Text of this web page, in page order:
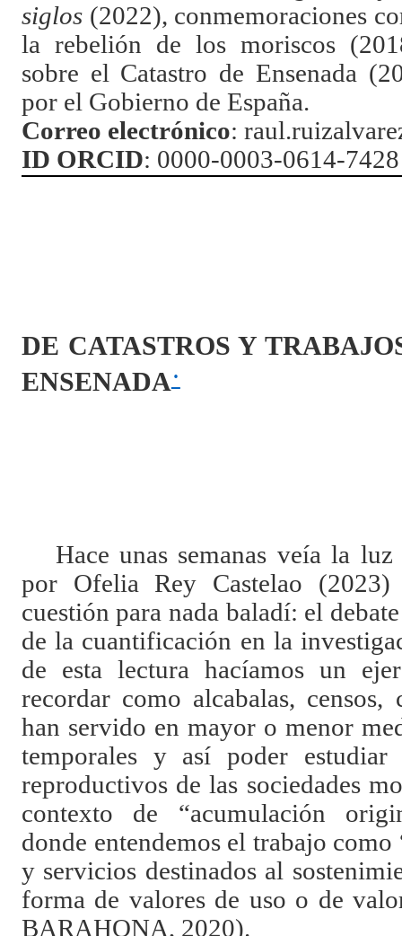
siglos (2022), conmemoraciones
la rebelión de los moriscos
sobre el Catastro de Ensenada
por el Gobierno de España.
Correo electrónico:
ID ORCID: 0000-0003-0614-7428
DE CATASTROS Y
ENSENADA·
Hace unas semanas veía la
por Ofelia Rey Castelao
cuestión para nada baladí: el
de la cuantificación en la
de esta lectura hacíamos un
recordar como alcabalas, censos,
han servido en mayor o menor
temporales y así poder estudiar
reproductivos de las sociedades
contexto de “acumulación
donde entendemos el trabajo
y servicios destinados al
forma de valores de uso o de
BARAHONA, 2020).